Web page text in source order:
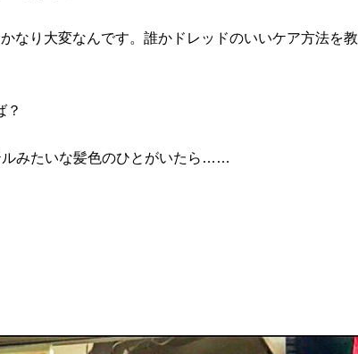
なり大変なんです。誰かドレッドのいいケア方法を教
？
ルみたいな髪色のひとがいたら……